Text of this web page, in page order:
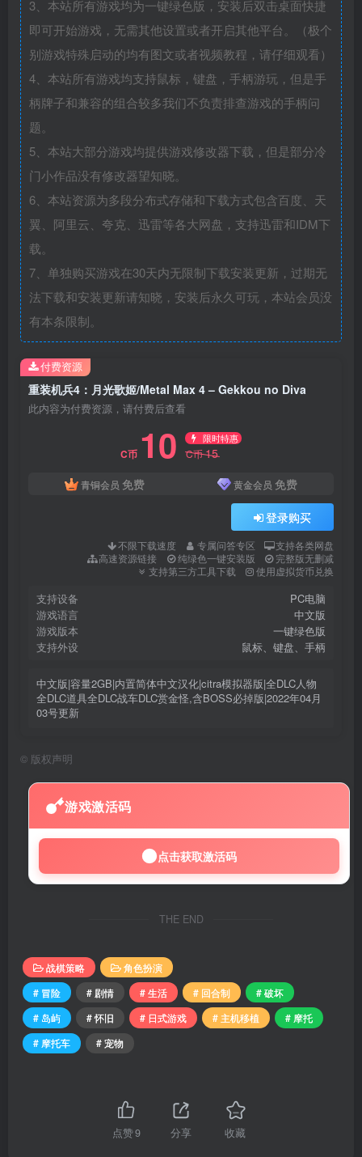
3、本站所有游戏均为一键绿色版，安装后双击桌面快捷
即可开始游戏，无需其他设置或者开启其他平台。（极个
别游戏特殊启动的均有图文或者视频教程，请仔细观看）
4、本站所有游戏均支持鼠标，键盘，手柄游玩，但是手
柄牌子和兼容的组合较多我们不负责排查游戏的手柄问
题。
5、本站大部分游戏均提供游戏修改器下载，但是部分冷
门小作品没有修改器望知晓。
6、本站资源为多段分布式存储和下载方式包含百度、天
翼、阿里云、夸克、迅雷等各大网盘，支持迅雷和IDM下
载。
7、单独购买游戏在30天内无限制下载安装更新，过期无
法下载和安装更新请知晓，安装后永久可玩，本站会员没
有本条限制。
重装机兵4：月光歌姬/Metal Max 4 – Gekkou no Diva
此内容为付费资源，请付费后查看
C币 10 限时特惠
C币15
青铜会员 免费 黄金会员 免费
登录购买
不限下载速度 专属问答专区
支持各类网盘
高速资源链接
纯绿色一键安装版
完整版无删减
支持第三方工具下载
使用虚拟货币兑换
支持设备
PC电脑
游戏语言
中文版
游戏版本
一键绿色版
支持外设
鼠标、键盘、手柄
中文版|容量2GB|内置简体中文汉化|citra模拟器版|全DLC人物
全DLC道具全DLC战车DLC赏金怪,含BOSS必掉版|2022年04月
03号更新
付费资源
© 版权声明
游戏激活码
点击获取激活码
THE END
战棋策略
角色扮演
# 冒险
# 剧情 # 生活 # 回合制
# 破坏
# 岛屿
# 怀旧 # 日式游戏 # 主机移植
# 摩托
# 摩托车
# 宠物
点赞9 分享 收藏